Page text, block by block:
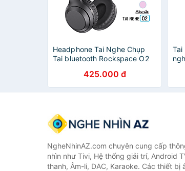
Headphone Tai Nghe Chụp
Tai bluetooth Rockspace O2
nghe nhạc liên tục 15h - Hàng
chính hãng bảo hành 12 tháng
425.000 đ
Tai
NgheNhinAZ.com chuyên cung cấp
nhìn như Tivi, Hệ thống giải trí, Android
thanh, Âm-li, DAC, Karaoke. Các thiết bị